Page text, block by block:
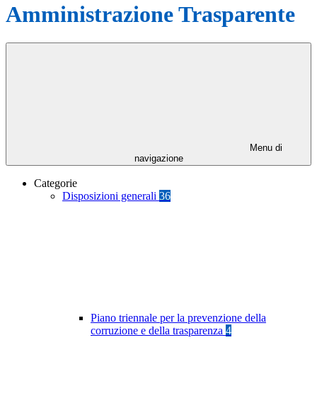
Amministrazione Trasparente
Menu di
navigazione
Categorie
Disposizioni generali 36
Piano triennale per la prevenzione della
corruzione e della trasparenza 4